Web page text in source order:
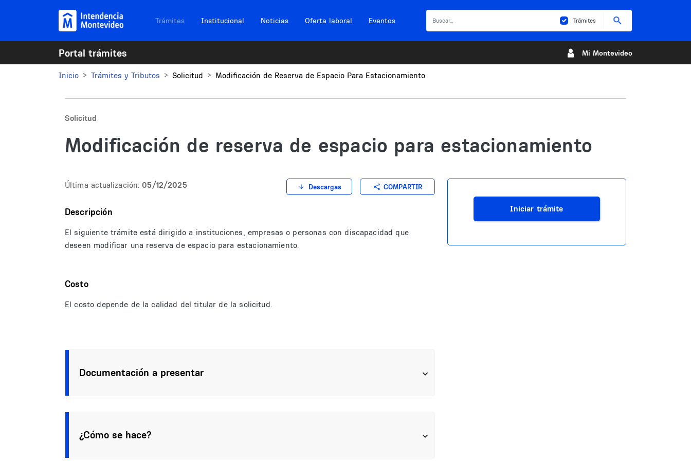
Navegación sitios
Trámites Institucional Noticias Oferta laboral Eventos Trámites
Portal trámites Mi Montevideo
Inicio Trámites y Tributos Solicitud Modificación de Reserva de Espacio Para Estacionamiento
Solicitud
Modificación de reserva de espacio para estacionamiento
Última actualización: 05/12/2025 COMPARTIR
Descargas
Descripción
El siguiente trámite está dirigido a instituciones, empresas o personas con discapacidad que
deseen modificar una reserva de espacio para estacionamiento.
Costo
El costo depende de la calidad del titular de la solicitud.
Documentación a presentar
¿Cómo se hace?
Iniciar trámite